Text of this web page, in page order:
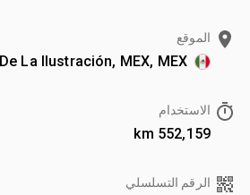
الموقع
La Ilustración, MEX, MEX
الاستخدام
552,159 km
الرقم التسلسلي